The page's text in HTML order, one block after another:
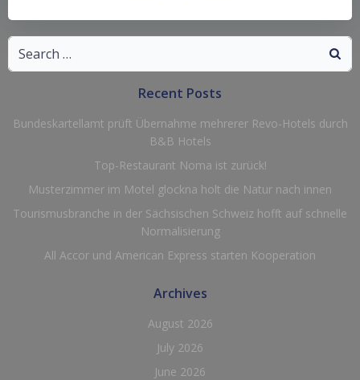
Search
for:
Recent Posts
Bundeskartellamt prüft Übernahme mehrerer Revo-Hotels durch
B&B Hotels
Top-Restaurant Noma ist zurück!
Musterzimmer im Motel glockna holt die Natur nach innen
Tourismusbranche in der Sächsischen Schweiz hofft auf schnelle
Normalisierung
All Accor und American Express starten Kooperation
Archives
August 2026
July 2026
June 2026